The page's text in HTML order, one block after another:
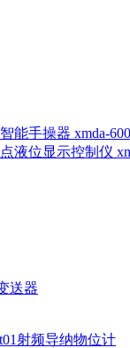
能手操器 xmda-
液位显示控制仪
送器
射频导纳物位计